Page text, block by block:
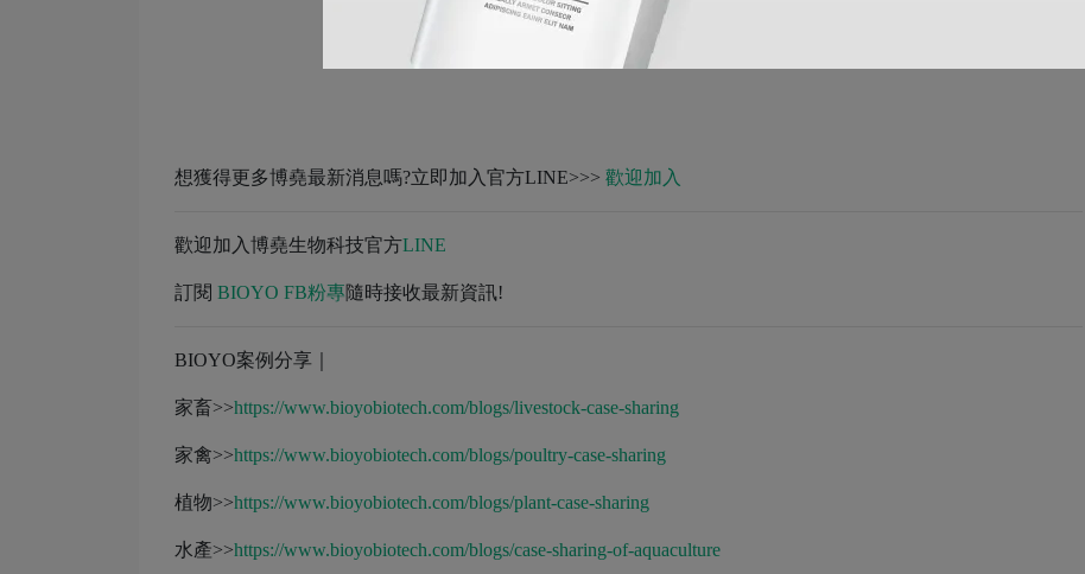
想獲得更多博堯最新消息嗎?立即加入官方LINE>>> 歡迎加入
歡迎加入博堯生物科技官方LINE
訂閱 BIOYO FB粉專隨時接收最新資訊!
BIOYO案例分享｜
家畜>>https://www.bioyobiotech.com/blogs/livestock-case-sharing
家禽>>https://www.bioyobiotech.com/blogs/poultry-case-sharing
植物>>https://www.bioyobiotech.com/blogs/plant-case-sharing
水產>>https://www.bioyobiotech.com/blogs/case-sharing-of-aquaculture